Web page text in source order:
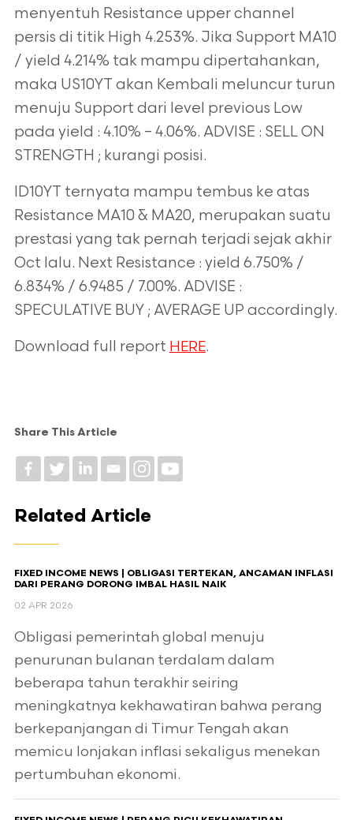
menyentuh Resistance upper channel
persis di titik High 4.253%. Jika Support MA10
/ yield 4.214% tak mampu dipertahankan,
maka US10YT akan Kembali meluncur turun
menuju Support dari level previous Low
pada yield : 4.10% – 4.06%. ADVISE : SELL ON
STRENGTH ; kurangi posisi.
ID10YT ternyata mampu tembus ke atas
Resistance MA10 & MA20, merupakan suatu
prestasi yang tak pernah terjadi sejak akhir
Oct lalu. Next Resistance : yield 6.750% /
6.834% / 6.9485 / 7.00%. ADVISE :
SPECULATIVE BUY ; AVERAGE UP accordingly.
Download full report HERE.
Share This Article
Related Article
FIXED INCOME NEWS | OBLIGASI TERTEKAN, ANCAMAN INFLASI
DARI PERANG DORONG IMBAL HASIL NAIK
02 APR 2026
Obligasi pemerintah global menuju
penurunan bulanan terdalam dalam
beberapa tahun terakhir seiring
meningkatnya kekhawatiran bahwa perang
berkepanjangan di Timur Tengah akan
memicu lonjakan inflasi sekaligus menekan
pertumbuhan ekonomi.